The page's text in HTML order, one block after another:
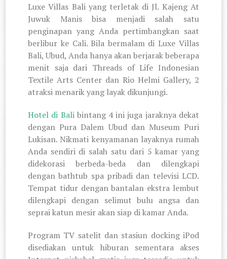
Luxe Villas Bali yang terletak di Jl. Kajeng At
Juwuk Manis bisa menjadi salah satu
penginapan yang Anda pertimbangkan saat
berlibur ke Cali. Bila bermalam di Luxe Villas
Bali, Ubud, Anda hanya akan berjarak beberapa
menit saja dari Threads of Life Indonesian
Textile Arts Center dan Rio Helmi Gallery, 2
atraksi menarik yang layak dikunjungi.
Hotel di Balibintang 4 ini juga jaraknya dekat
dengan Pura Dalem Ubud dan Museum Puri
Lukisan. Nikmati kenyamanan layaknya rumah
Anda sendiri di salah satu dari 5 kamar yang
didekorasi berbeda-beda dan dilengkapi
dengan bathtub spa pribadi dan televisi LCD.
Tempat tidur dengan bantalan ekstra lembut
dilengkapi dengan selimut bulu angsa dan
seprai katun mesir akan siap di kamar Anda.
Program TV satelit dan stasiun docking iPod
disediakan untuk hiburan sementara akses